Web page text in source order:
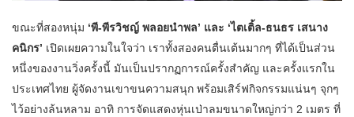
ขณะที่สองหนุ่ม ‘พี-พีรวิชญ์ พลอยนำพล’ และ ‘ไตเติ้ล-ธนธร เสนาง
คนิกร’ เปิดเผยความในใจว่า เราทั้งสองคนตื่นเต้นมากๆ ที่ได้เป็นส่วน
หนึ่งของงานวิ่งครั้งนี้ มันเป็นปรากฏการณ์ครั้งสำคัญ และครั้งแรกใน
ประเทศไทย ผู้จัดงานเขาขนความสนุก พร้อมเสิร์ฟกิจกรรมแน่นๆ จุกๆ
ไว้อย่างล้นหลาม อาทิ การจัดแสดงหุ่นเป่าลมขนาดใหญ่กว่า 2 เมตร ที่